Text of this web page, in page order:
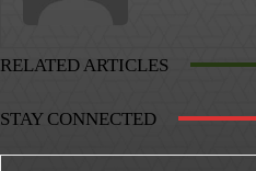
RELATED ARTICLES
STAY CONNECTED